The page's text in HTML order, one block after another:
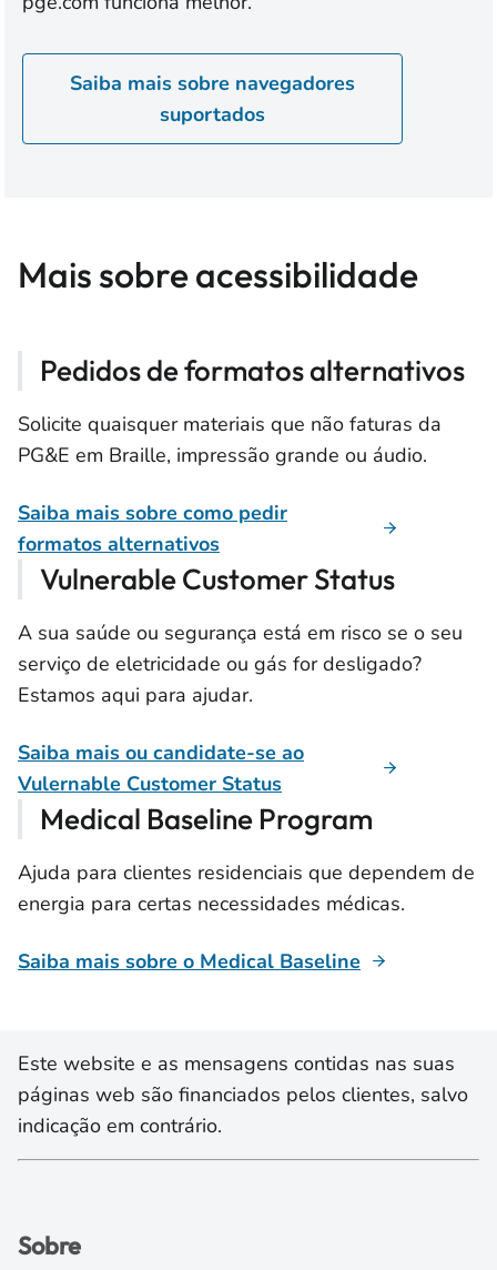
Saiba mais sobre navegadores
suportados
Mais sobre acessibilidade
Pedidos de formatos alternativos
Solicite quaisquer materiais que não faturas da
PG&E em Braille, impressão grande ou áudio.
Saiba mais sobre como pedir
formatos alternativos
Vulnerable Customer Status
A sua saúde ou segurança está em risco se o seu
serviço de eletricidade ou gás for desligado?
Estamos aqui para ajudar.
Saiba mais ou candidate-se ao
Vulernable Customer Status
Medical Baseline Program
Ajuda para clientes residenciais que dependem de
energia para certas necessidades médicas.
Saiba mais sobre o Medical Baseline
Este website e as mensagens contidas nas suas
páginas web são financiados pelos clientes, salvo
indicação em contrário.
Sobre